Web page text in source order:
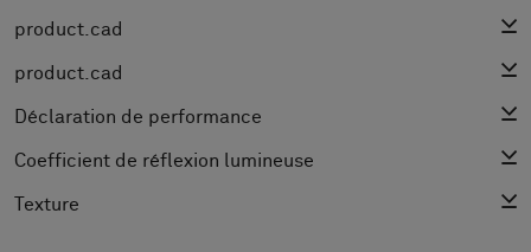
product.cad
product.cad
Déclaration de performance
Coefficient de réflexion lumineuse
Texture